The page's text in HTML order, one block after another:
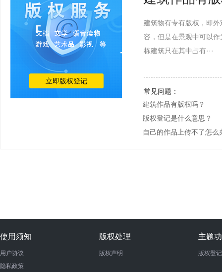
立即版权登记
建筑物有专有版权，即
容，但是在景观中可以
栋建筑只在其中占有···
常见问题：
建筑作品有版权吗？
版权登记是什么意思？
自己的作品上传不了怎么
使用须知
用户协议
隐私政策
版权处理
版权声明
主题
版权登